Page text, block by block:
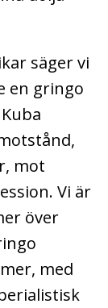
säger vi
en gringo
mot
Vi är
över
med